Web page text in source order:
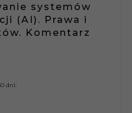
systemów
(AI). Prawa i
Komentarz
dni: